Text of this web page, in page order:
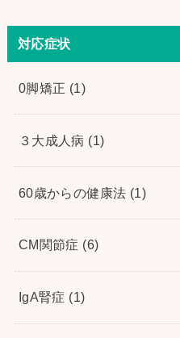
対応症状
0脚矯正 (1)
３大成人病 (1)
60歳からの健康法 (1)
CM関節症 (6)
IgA腎症 (1)